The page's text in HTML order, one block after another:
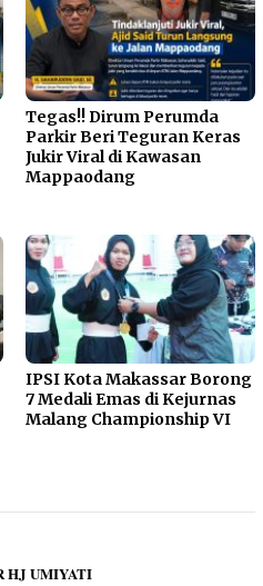
Tegas!! Dirum Perumda
Parkir Beri Teguran Keras
Jukir Viral di Kawasan
Mappaodang
IPSI Kota Makassar Borong
7 Medali Emas di Kejurnas
Malang Championship VI
HJ UMIYATI